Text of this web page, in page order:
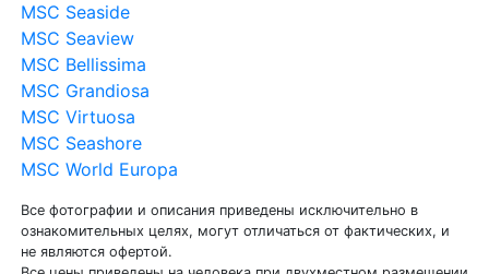
MSC Preziosa
MSC Meraviglia
MSC Seaside
MSC Seaview
MSC Bellissima
MSC Grandiosa
MSC Virtuosa
MSC World Europa
Все фотографии и описания приведены исключительно в